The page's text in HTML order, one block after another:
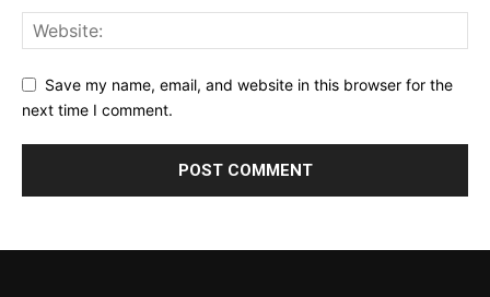
Save my name, email, and website in this browser for the
next time I comment.